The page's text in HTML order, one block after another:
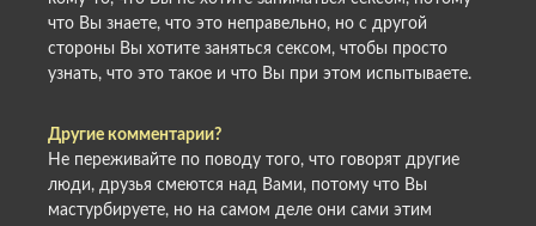
что Вы знаете, что это неправельно, но с другой
стороны Вы хотите заняться сексом, чтобы просто
узнать, что это такое и что Вы при этом испытываете.
Другие комментарии?
Не переживайте по поводу того, что говорят другие
люди, друзья смеются над Вами, потому что Вы
мастурбируете, но на самом деле они сами этим